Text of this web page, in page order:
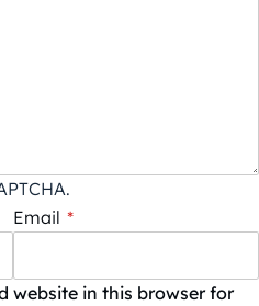
Email *
website in this browser for